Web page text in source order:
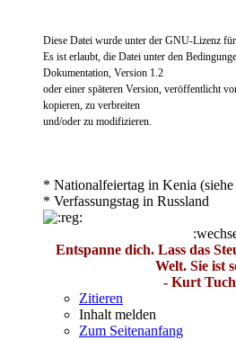
Diese Datei wurde unter der GNU-Lizenz
Es ist erlaubt, die Datei unter den
Dokumentation, Version 1.2
oder einer späteren Version, veröffentlicht
kopieren, zu verbreiten
und/oder zu modifizieren.
* Nationalfeiertag in Kenia (siehe
* Verfassungstag in Russland
Entspanne dich. Lass das
Welt. Sie ist
- Kurt
Zitieren
Inhalt melden
Zum Seitenanfang